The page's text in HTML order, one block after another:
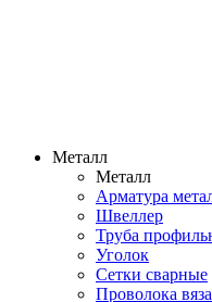
Металл
Металл
Арматура
Швеллер
Труба
Уголок
Сетки сварные
Проволока